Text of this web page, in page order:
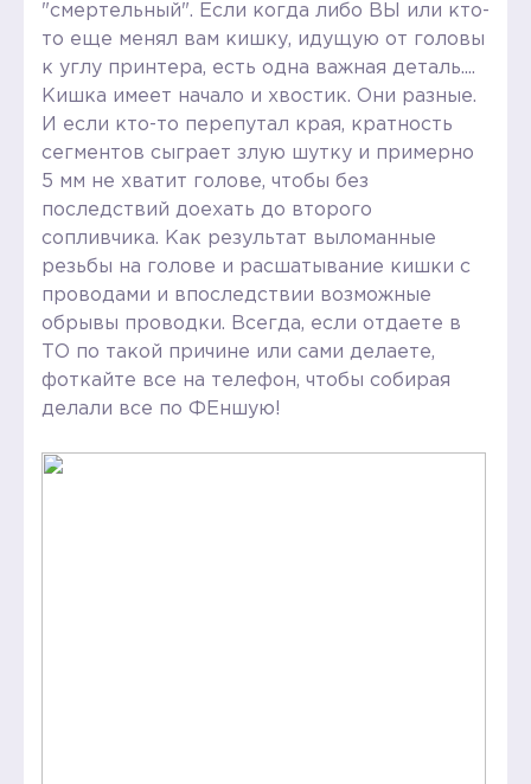
"смертельный". Если когда либо ВЫ или кто-
то еще менял вам кишку, идущую от головы
к углу принтера, есть одна важная деталь....
Кишка имеет начало и хвостик. Они разные.
И если кто-то перепутал края, кратность
сегментов сыграет злую шутку и примерно
5 мм не хватит голове, чтобы без
последствий доехать до второго
сопливчика. Как результат выломанные
резьбы на голове и расшатывание кишки с
проводами и впоследствии возможные
обрывы проводки. Всегда, если отдаете в
ТО по такой причине или сами делаете,
фоткайте все на телефон, чтобы собирая
делали все по ФЕншую!